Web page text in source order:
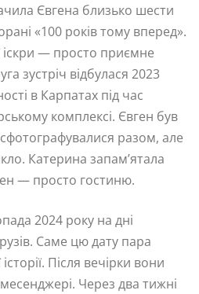
Євгена близько шести
«100 років тому вперед».
іскри — просто приємне
зустріч відбулася 2023
в Карпатах під час
комплексі. Євген був
разом, але
Катерина запам’ятала
— просто гостиню.
2024 року на дні
Саме цю дату пара
Після вечірки вони
Через два тижні